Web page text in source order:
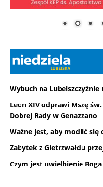
Wybuch na
Leon XIV odprawi Mszę
Dobrej Rady w Genazzano
Ważne jest, aby modlić się
Zabytek z Gietrzwałdu
Czym jest uwielbienie